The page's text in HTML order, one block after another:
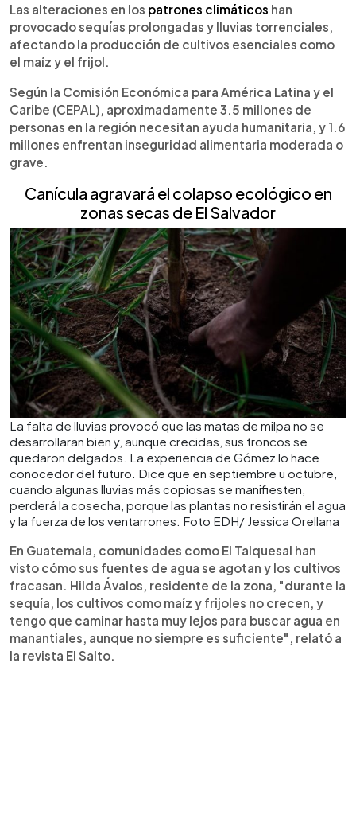
Las alteraciones en los patrones climáticos han
provocado sequías prolongadas y lluvias torrenciales,
afectando la producción de cultivos esenciales como
el maíz y el frijol.
Según la Comisión Económica para América Latina y el
Caribe (CEPAL), aproximadamente 3.5 millones de
personas en la región necesitan ayuda humanitaria, y 1.6
millones enfrentan inseguridad alimentaria moderada o
grave.
Canícula agravará el colapso ecológico en
zonas secas de El Salvador
La falta de lluvias provocó que las matas de milpa no se
desarrollaran bien y, aunque crecidas, sus troncos se
quedaron delgados. La experiencia de Gómez lo hace
conocedor del futuro. Dice que en septiembre u octubre,
cuando algunas lluvias más copiosas se manifiesten,
perderá la cosecha, porque las plantas no resistirán el agua
y la fuerza de los ventarrones. Foto EDH/ Jessica Orellana
En Guatemala, comunidades como El Talquesal han
visto cómo sus fuentes de agua se agotan y los cultivos
fracasan. Hilda Ávalos, residente de la zona, "durante la
sequía, los cultivos como maíz y frijoles no crecen, y
tengo que caminar hasta muy lejos para buscar agua en
manantiales, aunque no siempre es suficiente", relató a
la revista El Salto.